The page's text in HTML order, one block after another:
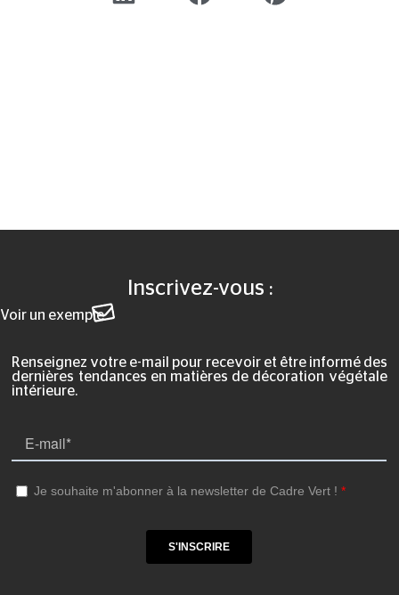
Inscrivez-vous :
Voir un exemple
Renseignez votre e-mail pour recevoir et être informé des
dernières tendances en matières de décoration végétale
intérieure.